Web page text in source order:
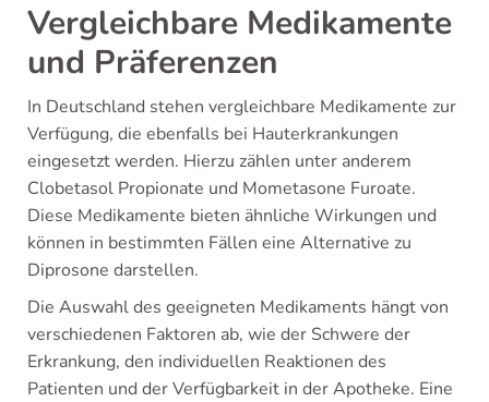
Vergleichbare Medikamente
und Präferenzen
In Deutschland stehen vergleichbare Medikamente zur
Verfügung, die ebenfalls bei Hauterkrankungen
eingesetzt werden. Hierzu zählen unter anderem
Clobetasol Propionate und Mometasone Furoate.
Diese Medikamente bieten ähnliche Wirkungen und
können in bestimmten Fällen eine Alternative zu
Diprosone darstellen.
Die Auswahl des geeigneten Medikaments hängt von
verschiedenen Faktoren ab, wie der Schwere der
Erkrankung, den individuellen Reaktionen des
Patienten und der Verfügbarkeit in der Apotheke. Eine